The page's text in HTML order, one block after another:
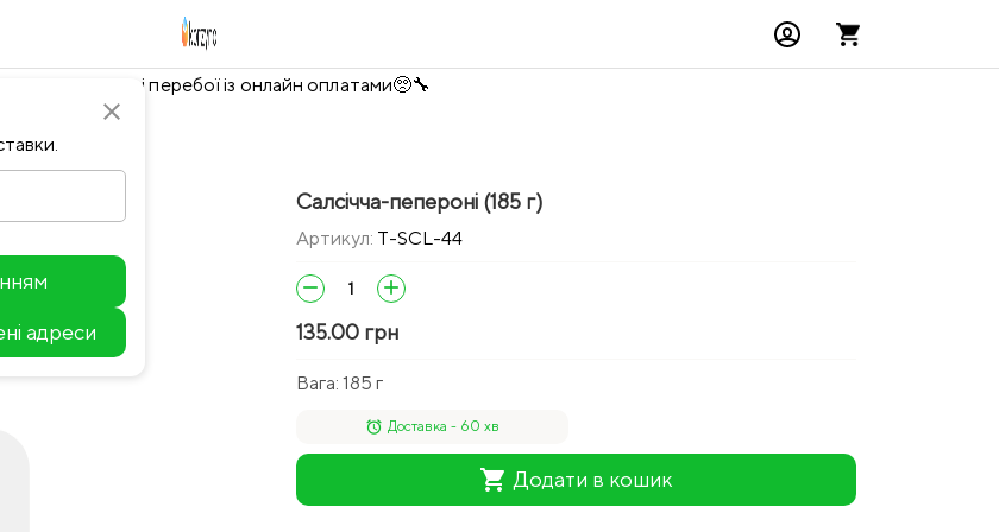
close
адреси
можливі перебої із онлайн оплатами🥺🔧
Салсічча-пепероні (185 г)
Артикул: T-SCL-44
remove add
135.00 грн
Вага: 185 г
alarm Доставка - 60 хв
shopping_cart Додати в кошик